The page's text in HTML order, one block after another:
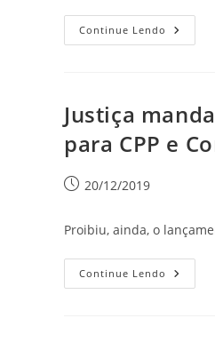
Continue Lendo
Justiça
para CPP e
20/12/2019
Proibiu, ainda, o
Continue Lendo